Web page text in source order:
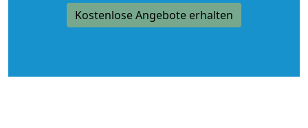
Kostenlose Angebote erhalten